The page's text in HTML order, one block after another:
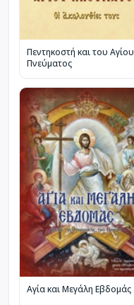
Πεντηκοστή και του Αγίου
Πνεύματος
Αγία και Μεγάλη Εβδομάς